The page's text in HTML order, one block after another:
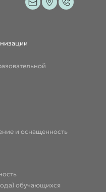
и оснащенность
обучающихся